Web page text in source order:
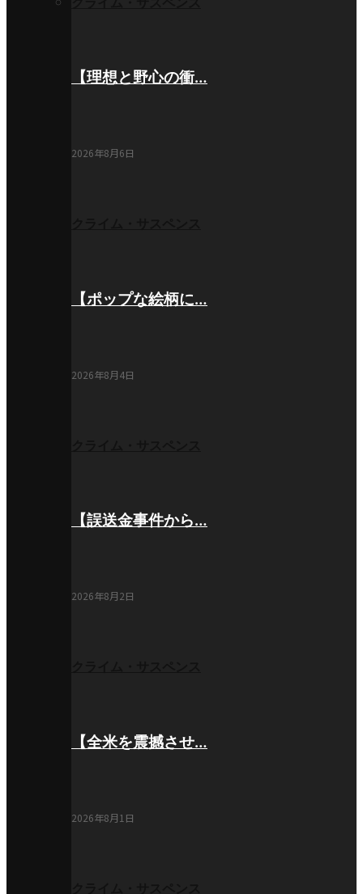
【理想と野心の衝…
2026年8月6日
【ポップな絵柄に…
2026年8月4日
【誤送金事件から…
2026年8月2日
【全米を震撼させ…
2026年8月1日